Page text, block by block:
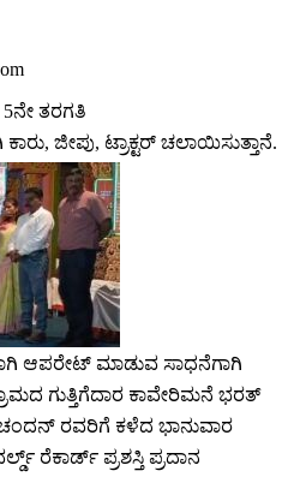
ತರಗತಿ
ಜೀಪು, ಟ್ರಾಕ್ಟರ್ ಚಲಾಯಿಸುತ್ತಾನೆ.
ಆಪರೇಟ್ ಮಾಡುವ ಸಾಧನೆಗಾಗಿ
ಗುತ್ತಿಗೆದಾರ ಕಾವೇರಿಮನೆ ಭರತ್
ರವರಿಗೆ ಕಳೆದ ಭಾನುವಾರ
ರೆಕಾರ್ಡ್ ಪ್ರಶಸ್ತಿ ಪ್ರದಾನ